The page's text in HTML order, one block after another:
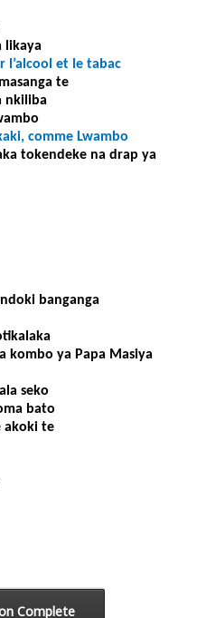
likaya
l’alcool et le tabac
te
nkiliba
comme Lwambo
tokendeke na drap ya
banganga
kombo ya Papa Masiya
seko
bato
akoki te